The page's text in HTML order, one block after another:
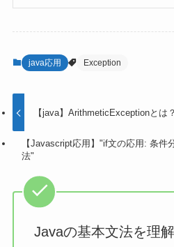
java応用 Exception
【java】ArithmeticExceptionとは
【Javascript応用】"if文の応用: 条件
法"
Javaの基本文法を理